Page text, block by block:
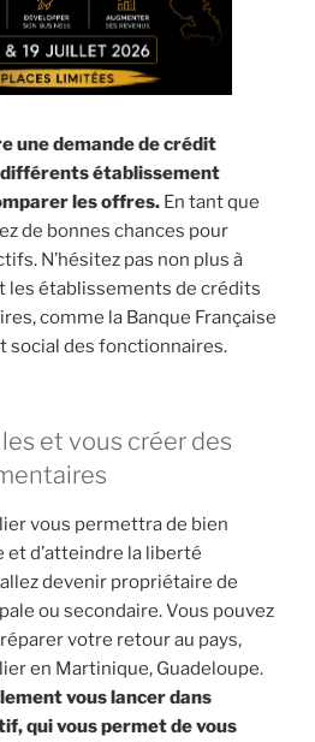
une demande de crédit
établissement
les offres. En tant que
de bonnes chances pour
N’hésitez pas non plus à
établissements de crédits
comme la Banque Française
social des fonctionnaires.
et vous créer des
vous permettra de bien
d’atteindre la liberté
devenir propriétaire de
ou secondaire. Vous pouvez
votre retour au pays,
en Martinique, Guadeloupe.
vous lancer dans
qui vous permet de vous